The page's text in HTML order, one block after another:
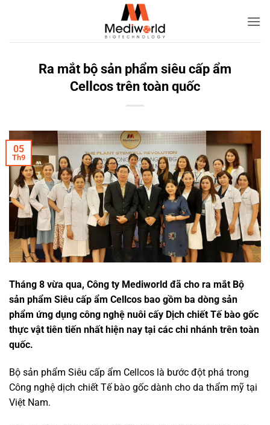
Ra mắt bộ sản phẩm siêu cấp ẩm
Cellcos trên toàn quốc
05
Th9
Tháng 8 vừa qua, Công ty Mediworld đã cho ra mắt Bộ
sản phẩm Siêu cấp ẩm Cellcos bao gồm ba dòng sản
phẩm ứng dụng công nghệ nuôi cấy Dịch chiết Tế bào gốc
thực vật tiên tiến nhất hiện nay tại các chi nhánh trên toàn
quốc.
Bộ sản phẩm Siêu cấp ẩm Cellcos là bước đột phá trong
Công nghệ dịch chiết Tế bào gốc dành cho da thẩm mỹ tại
Việt Nam.